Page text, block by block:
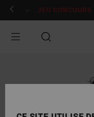
Passer
Se connecter /
JEU CONCOURS